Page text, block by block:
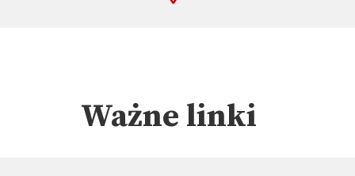
Ważne linki